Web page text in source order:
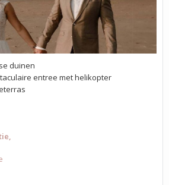
duinen
entree met helikopter